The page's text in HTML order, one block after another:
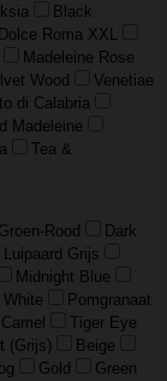
Black
Dolce Roma XXL
Madeleine Rose
Wood
Venetiae
di Calabria
Madeleine
Tea &
Rood
Dark
Luipaard Grijs
Midnight Blue
Pomgranaat
Tiger Eye
(Grijs)
Beige
Gold
Green